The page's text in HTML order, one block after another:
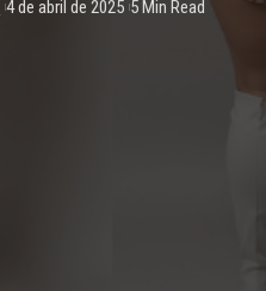
4 de abril de 2025 5 Min Read